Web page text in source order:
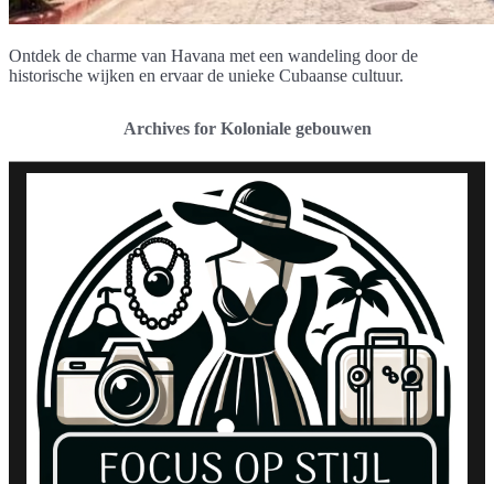
Ontdek de charme van Havana met een wandeling door de
historische wijken en ervaar de unieke Cubaanse cultuur.
Archives for Koloniale gebouwen